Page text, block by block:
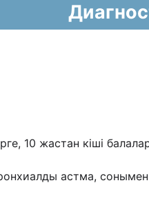
10 жастан кіші
астма,